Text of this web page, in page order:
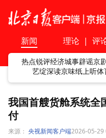
新闻 理论 | 评
热点锐评经济城事辟谣京
艺绽深读京味纸上听体
我国首艘货舱系统全
付
来源： 央视新闻客户端2026-05-29